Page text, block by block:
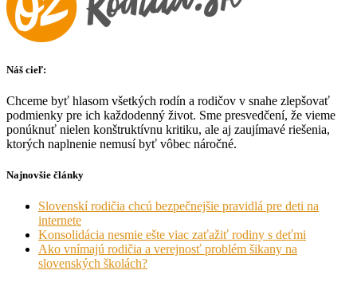
Náš cieľ:
Chceme byť hlasom všetkých rodín a rodičov v snahe zlepšovať
podmienky pre ich každodenný život. Sme presvedčení, že vieme
ponúknuť nielen konštruktívnu kritiku, ale aj zaujímavé riešenia,
ktorých naplnenie nemusí byť vôbec náročné.
Najnovšie články
Slovenskí rodičia chcú bezpečnejšie pravidlá pre deti na
internete
Konsolidácia nesmie ešte viac zaťažiť rodiny s deťmi
Ako vnímajú rodičia a verejnosť problém šikany na
slovenských školách?